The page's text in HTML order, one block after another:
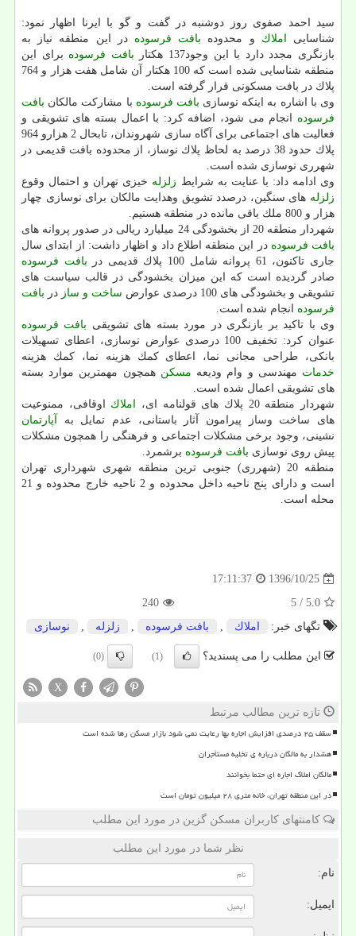
سید احمد صفوی روز دوشنبه در گفت و گو با ایرنا اظهار نمود:
شناسایی املاك و محدوده بافت فرسوده در این منطقه نیاز به
بازنگری مجدد دارد با این وجود137 هكتار
بافت فرسوده برای این
منطقه شناسایی شده است كه 100 هكتار آن شامل هفت هزار و 764
پلاك در بافت مسكونی قرار گرفته است.
وی با اشاره به اینكه نوسازی بافت فرسوده با مشاركت مالكان بافت
فرسوده انجام می شود، اضافه كرد: با اعمال بسته های تشویقی و
فعالیت های اجتماعی برای آگاه سازی شهروندان، تابحال 2 هزارو 964
پلاك حدود 38 درصد به لحاظ پلاك نوساز، از محدوده بافت قدیمی در
شهرری نوسازی شده است.
وی ادامه داد: با عنایت به شرایط زلزله خیزی تهران و احتمال وقوع
زلزله های سنگین، درصدد تشویق وهدایت مالكان برای نوسازی چهار
هزار و 800 ملك باقی مانده در منطقه هستیم.
شهردار منطقه 20 از بخشودگی 24 میلیارد ریالی در صدور پروانه های
بافت فرسوده در این منطقه اطلاع داد و اظهار داشت: از ابتدای سال
جاری تاكنون، 61 پروانه شامل 100 پلاك قدیمی در
بافت فرسوده
صادر گردیده است كه این میزان بخشودگی در قالب سیاست های
تشویقی و بخشودگی های 100 درصدی عوارض
ساخت و ساز در بافت
فرسوده انجام شده است.
وی با تاكید بر بازنگری در مورد بسته های تشویقی بافت فرسوده
عنوان كرد: تخفیف 100 درصدی عوارض نوسازی، اعطای تسهیلات
بانكی، طراحی مجانی نما، اعطای كمك هزینه نما، كمك هزینه
خدمات مهندسی و وام ودیعه مسكن همچون مهمترین موارد بسته
های تشویقی اعمال شده است.
شهردار منطقه 20 پلاك های قولنامه ای،
املاك اوقافی، ممنوعیت
های ساخت وساز پیرامون آثار باستانی، عدم تمایل به آپارتمان
نشینی، وجود برخی مشكلات اجتماعی و فرهنگی را همچون مشكلات
پیش روی نوسازی بافت فرسوده برشمرد.
منطقه 20 (شهرری) جنوبی ترین منطقه شهری شهرداری تهران
است و دارای پنج ناحیه داخل محدوده و 2 ناحیه خارج محدوده و 21
محله است.
1396/10/25
17:11:37
5.0
/ 5
240
تگهای خبر:
املاك , بافت فرسوده , زلزله , نوسازی
این مطلب را می پسندید؟ (1)
(0)
X
تازه ترین مطالب مرتبط
سقف ۲۵ درصدی افزایش اجاره بها رعایت نمی شود بازار مسکن رها شده است
هشدار به مالکان درباره ی تخلیه مستأجران
مالکان املاک اجاره ای حتما بخوانند
در این منطقه تهران، خانه متری ۲۸ میلیون تومان است
کامنتهای کاربران مسکن گزین در مورد این مطلب
نظر شما در مورد این مطلب
نام:
ایمیل: